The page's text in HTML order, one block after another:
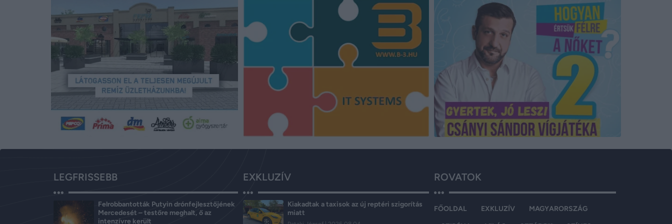
LEGFRISSEBB
Felrobbantották Putyin drónfejlesztőjének
Mercedesét – testőre meghalt, ő az
intenzívre került
EXKLUZÍV
Kiakadtak a taxisok az új reptéri szigorítás
miatt
ROVATOK
FŐOLDAL EXKLUZÍV MAGYARORSZÁG